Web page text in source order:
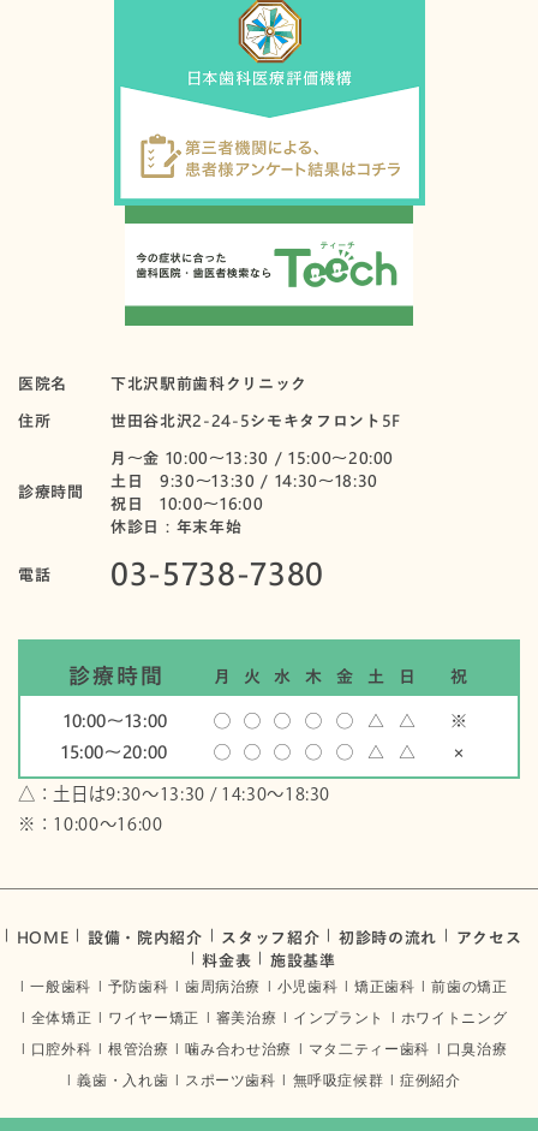
医院名
下北沢駅前歯科クリニック
住所
世田谷北沢2-24-5シモキタフロント5F
診療時間
月〜金 10:00～13:30 / 15:00～20:00
土日 9:30～13:30 / 14:30～18:30
祝日 10:00〜16:00
休診日：年末年始
電話 03-5738-7380
診療時間 月 火 水 木 金 土 日
祝
10:00〜13:00
◯ ◯ ◯ ◯ ◯ △ △
※
15:00〜20:00
◯ ◯ ◯ ◯ ◯ △ △ ×
△：土日は9:30～13:30 / 14:30～18:30
※：10:00〜16:00
HOME 設備・院内紹介 スタッフ紹介 初診時の流れ
アクセス
料金表
施設基準
一般歯科 予防歯科 歯周病治療 小児歯科 矯正歯科
前歯の矯正
全体矯正
ワイヤー矯正 審美治療 インプラント
ホワイトニング
口腔外科
根管治療 噛み合わせ治療 マタ二ティー歯科
口臭治療
義歯・入れ歯
スポーツ歯科 無呼吸症候群 症例紹介